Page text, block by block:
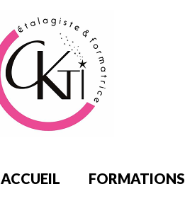
ACCUEIL FORMATIONS